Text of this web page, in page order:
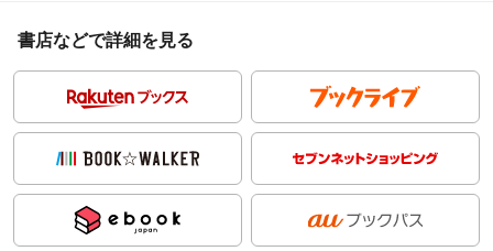
書店などで詳細を見る